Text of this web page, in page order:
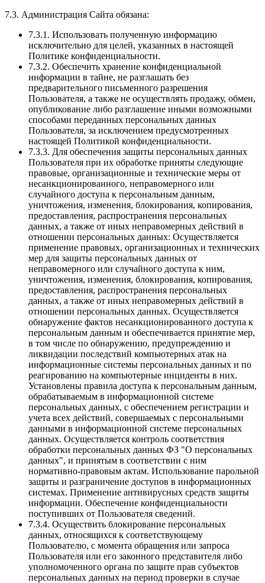
7.3. Администрация Сайта обязана:
7.3.1. Использовать полученную информацию
исключительно для целей, указанных в настоящей
Политике конфиденциальности.
7.3.2. Обеспечить хранение конфиденциальной
информации в тайне, не разглашать без
предварительного письменного разрешения
Пользователя, а также не осуществлять продажу, обмен,
опубликование либо разглашение иными возможными
способами переданных персональных данных
Пользователя, за исключением предусмотренных
настоящей Политикой конфиденциальности.
7.3.3. Для обеспечения защиты персональных данных
Пользователя при их обработке приняты следующие
правовые, организационные и технические меры от
несанкционированного, неправомерного или
случайного доступа к персональным данным,
уничтожения, изменения, блокирования, копирования,
предоставления, распространения персональных
данных, а также от иных неправомерных действий в
отношении персональных данных: Осуществляется
применение правовых, организационных и технических
мер для защиты персональных данных от
неправомерного или случайного доступа к ним,
уничтожения, изменения, блокирования, копирования,
предоставления, распространения персональных
данных, а также от иных неправомерных действий в
отношении персональных данных. Осуществляется
обнаружение фактов несанкционированного доступа к
персональным данным и обеспечивается принятие мер,
в том числе по обнаружению, предупреждению и
ликвидации последствий компьютерных атак на
информационные системы персональных данных и по
реагированию на компьютерные инциденты в них.
Установлены правила доступа к персональным данным,
обрабатываемым в информационной системе
персональных данных, с обеспечением регистрации и
учета всех действий, совершаемых с персональными
данными в информационной системе персональных
данных. Осуществляется контроль соответствия
обработки персональных данных ФЗ "О персональных
данных", и принятым в соответствии с ним
нормативно-правовым актам. Использование парольной
защиты и разграничение доступов в информационных
системах. Применение антивирусных средств защиты
информации. Обеспечение конфиденциальности
поступивших от Пользователя сведений.
7.3.4. Осуществить блокирование персональных
данных, относящихся к соответствующему
Пользователю, с момента обращения или запроса
Пользователя или его законного представителя либо
уполномоченного органа по защите прав субъектов
персональных данных на период проверки в случае